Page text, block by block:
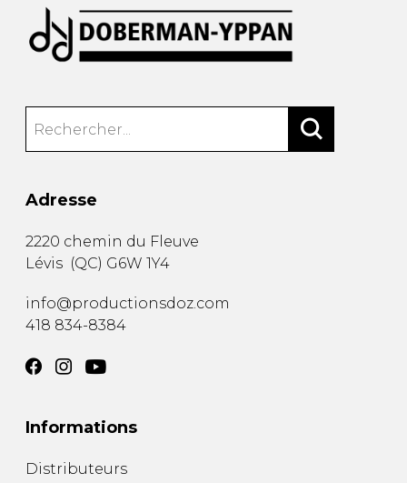
Adresse
2220 chemin du Fleuve
Lévis (QC) G6W 1Y4
info@productionsdoz.com
418 834-8384
Informations
Distributeurs